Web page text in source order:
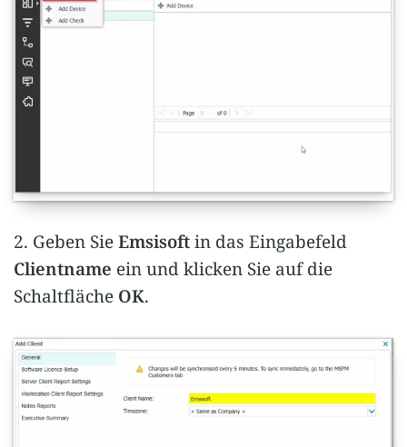
2. Geben SieEmsisoftin das Eingabefeld
Clientname ein und klicken Sie auf die
Schaltfläche OK.